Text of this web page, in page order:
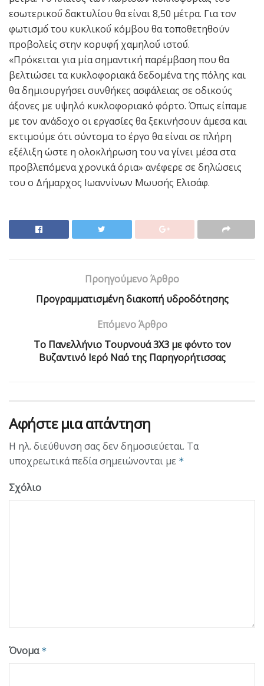
εσωτερικού́ δακτυλίου θα είναι 8,50 μέτρα. Για τον
φωτισμό́ του κυκλικού́ κόμβου θα τοποθετηθούν
προβολείς στην κορυφή́ χαμηλού́ ιστού́.
«Πρόκειται για μία σημαντική παρέμβαση που θα
βελτιώσει τα κυκλοφοριακά δεδομένα της πόλης και
θα δημιουργήσει συνθήκες ασφάλειας σε οδικούς
άξονες με υψηλό κυκλοφοριακό φόρτο. Όπως είπαμε
με τον ανάδοχο οι εργασίες θα ξεκινήσουν άμεσα και
εκτιμούμε ότι σύντομα το έργο θα είναι σε πλήρη
εξέλιξη ώστε η ολοκλήρωση του να γίνει μέσα στα
προβλεπόμενα χρονικά όρια» ανέφερε σε δηλώσεις
του ο Δήμαρχος Ιωαννίνων Μωυσής Ελισάφ.
Προηγούμενο Άρθρο
Προγραμματισμένη διακοπή υδροδότησης
Επόμενο Άρθρο
Το Πανελλήνιο Τουρνουά 3Χ3 με φόντο τον
Βυζαντινό Ιερό Ναό της Παρηγορήτισσας
Αφήστε μια απάντηση
Η ηλ. διεύθυνση σας δεν δημοσιεύεται. Τα
υποχρεωτικά πεδία σημειώνονται με *
Σχόλιο
Όνομα *